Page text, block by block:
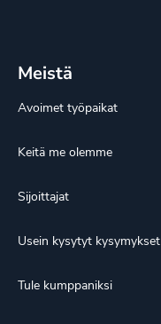
Meistä
Avoimet työpaikat
Keitä me olemme
Sijoittajat
Usein kysytyt kysymykset
Tule kumppaniksi